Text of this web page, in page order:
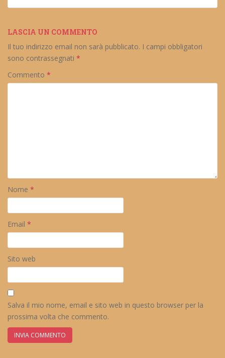
LASCIA UN COMMENTO
Il tuo indirizzo email non sarà pubblicato. I campi obbligatori
sono contrassegnati *
Commento *
Nome *
Email *
Sito web
Salva il mio nome, email e sito web in questo browser per la
prossima volta che commento.